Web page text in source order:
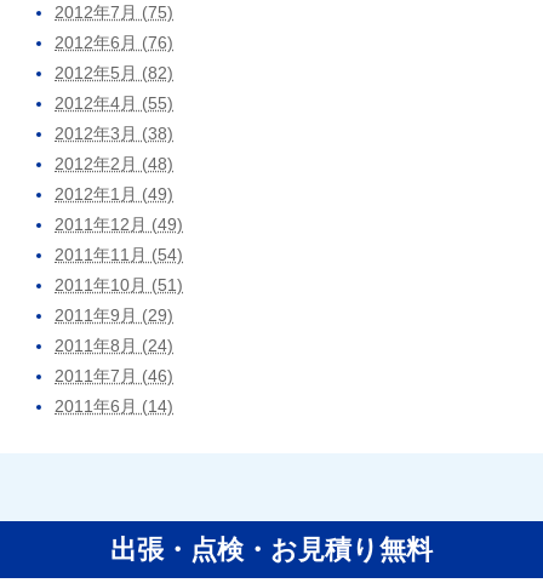
2012年7月 (75)
2012年6月 (76)
2012年5月 (82)
2012年4月 (55)
2012年3月 (38)
2012年2月 (48)
2012年1月 (49)
2011年12月 (49)
2011年11月 (54)
2011年10月 (51)
2011年9月 (29)
2011年8月 (24)
2011年7月 (46)
2011年6月 (14)
出張・点検・お見積り無料